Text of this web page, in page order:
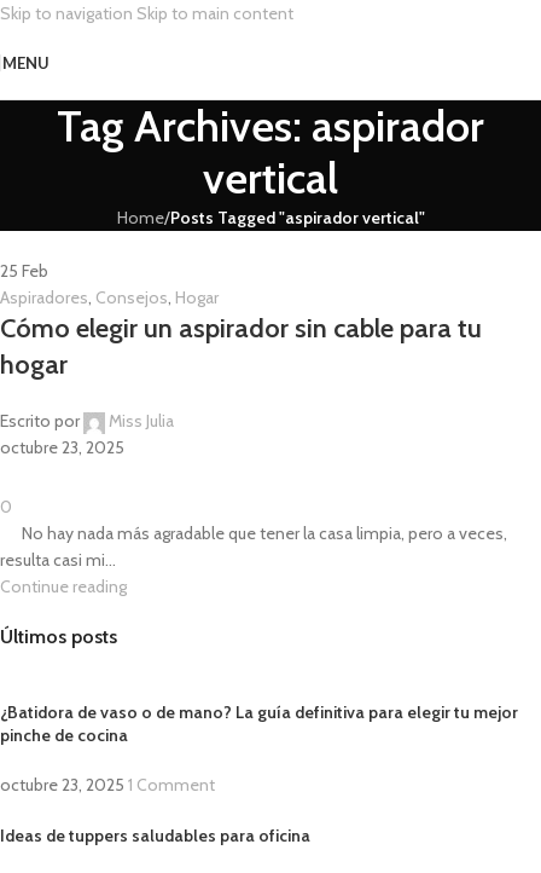
Skip to navigation Skip to main content
MENU
Tag Archives: aspirador
vertical
Home/Posts Tagged "aspirador vertical"
25 Feb
Aspiradores, Consejos, Hogar
Cómo elegir un aspirador sin cable para tu
hogar
Escrito por
Miss Julia
octubre 23, 2025
0
No hay nada más agradable que tener la casa limpia, pero a veces,
resulta casi mi...
Continue reading
Últimos posts
¿Batidora de vaso o de mano? La guía definitiva para elegir tu mejor
pinche de cocina
octubre 23, 2025 1 Comment
Ideas de tuppers saludables para oficina